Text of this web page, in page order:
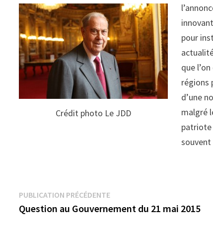
Crédit photo Le JDD
pour
que
régions
d’une
malgré
patriote
souvent
Navigation
de
PUBLICATION PRÉCÉDENTEPublication
précédente :
Question au Gouvernement du 21 mai 2015